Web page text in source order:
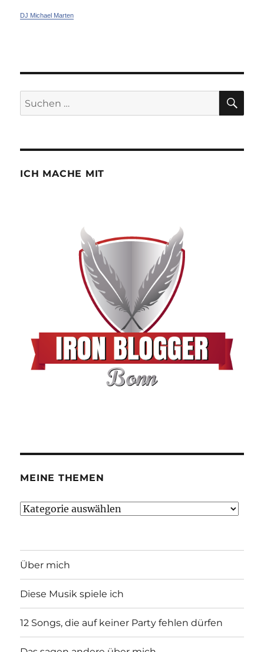
DJ Michael Marten
Suchen
nach:
ICH MACHE MIT
MEINE THEMEN
Meine
Über mich
Diese Musik spiele ich
12 Songs, die auf keiner Party fehlen dürfen